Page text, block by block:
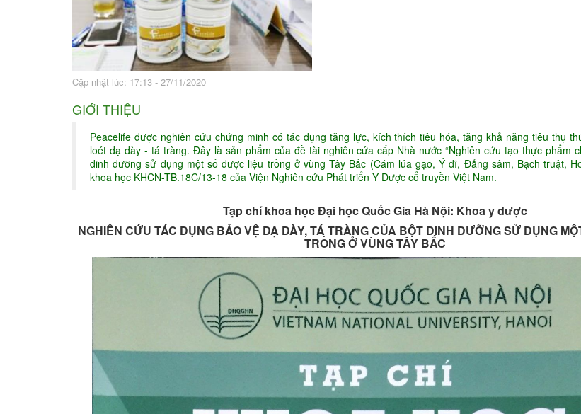
Bài thuốc hay
Sức khỏe ngàn vàng
Cập nhật lúc: 17:13 - 27/11/2020
GIỚI THIỆU
Peacelife được nghiên cứu chứng minh có tác dụng tăng lực, kích thích tiêu hóa, tăng khả năng tiêu thụ
loét dạ dày - tá tràng. Đây là sản phẩm của đề tài nghiên cứa cấp Nhà nước “Nghiên cứu tạo thực phẩm
dinh dưỡng sử dụng một số dược liệu trồng ở vùng Tây Bắc (Cám lúa gạo, Ý dĩ, Đẳng sâm, Bạch truật,
khoa học KHCN-TB.18C/13-18 của Viện Nghiên cứu Phát triển Y Dược cổ truyền Việt Nam.
Tạp chí khoa học Đại học Quốc Gia Hà Nội: Khoa y dược
NGHIÊN CỨU TÁC DỤNG BẢO VỆ DẠ DÀY, TÁ TRÀNG CỦA BỘT DINH DƯỠNG SỬ DỤNG
TRỒNG Ở VÙNG TÂY BẮC